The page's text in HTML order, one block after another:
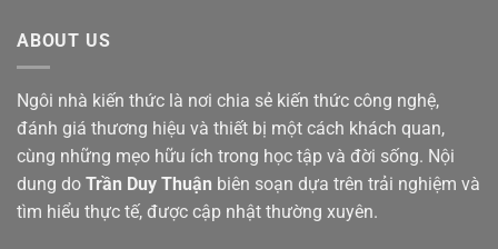
ABOUT US
Ngôi nhà kiến thức là nơi chia sẻ kiến thức công nghệ,
đánh giá thương hiệu và thiết bị một cách khách quan,
cùng những mẹo hữu ích trong học tập và đời sống. Nội
dung do Trần Duy Thuận biên soạn dựa trên trải nghiệm và
tìm hiểu thực tế, được cập nhật thường xuyên.